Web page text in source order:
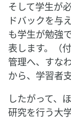
そして学生が
ドバックを与
も学生が勉強
表します。（
管理へ、すな
から、学習者
したがって、
研究を行う大